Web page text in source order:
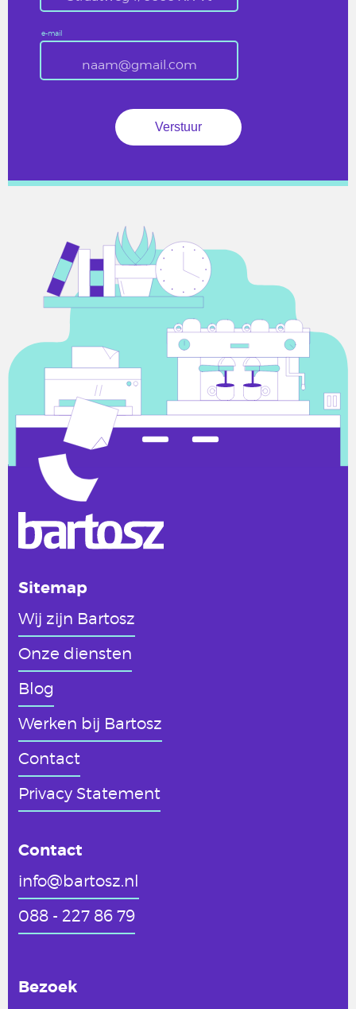
e-mail
Sitemap
Wij zijn Bartosz
Onze diensten
Blog
Werken bij Bartosz
Contact
Privacy Statement
Contact
info@bartosz.nl
088 - 227 86 79
Bezoek